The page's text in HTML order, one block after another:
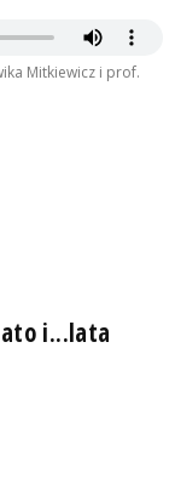
Mitkiewicz i prof.
i...lata